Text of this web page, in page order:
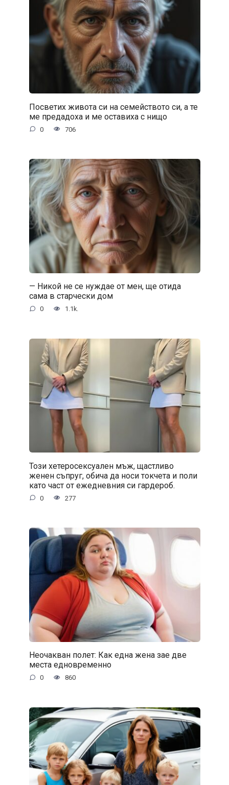
Посветих живота си на семейството си, а те
ме предадоха и ме оставиха с нищо
0 706
— Никой не се нуждае от мен, ще отида
сама в старчески дом
0 1.1k.
Този хетеросексуален мъж, щастливо
женен съпруг, обича да носи токчета и поли
като част от ежедневния си гардероб.
0 277
Неочакван полет: Как една жена зае две
места едновременно
0 860